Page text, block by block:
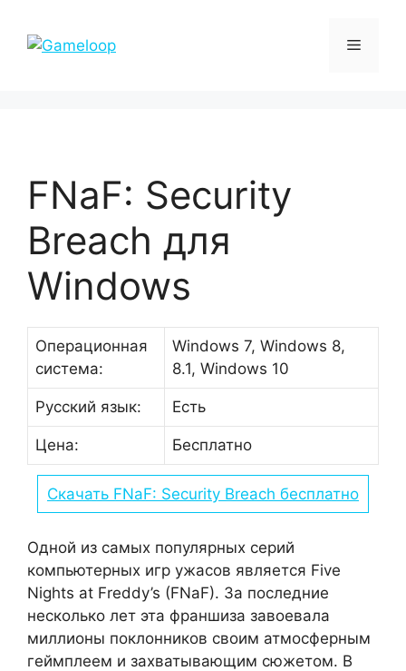
содержимому
Меню
FNaF: Security
Breach для
Windows
Операционная
система:
Windows 7, Windows 8,
8.1, Windows 10
Русский язык: Есть
Цена: Бесплатно
Скачать FNaF: Security Breach бесплатно
Одной из самых популярных серий
компьютерных игр ужасов является Five
Nights at Freddy’s (FNaF). За последние
несколько лет эта франшиза завоевала
миллионы поклонников своим атмосферным
геймплеем и захватывающим сюжетом. В